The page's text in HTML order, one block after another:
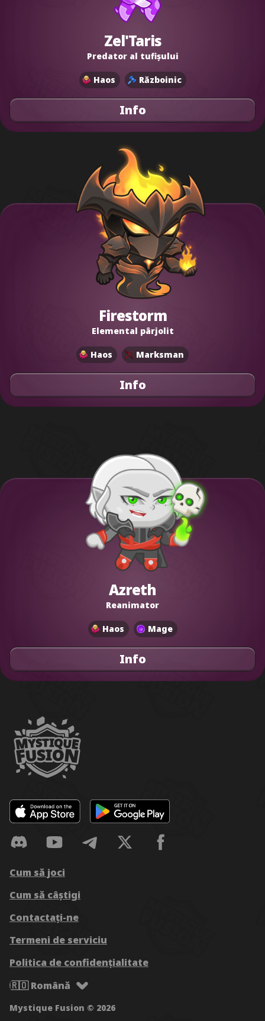
Zel'Taris
Predator al tufișului
Haos Războinic
Info
Firestorm
Elemental pârjolit
Haos Marksman
Info
Azreth
Reanimator
Haos Mage
Info
Cum să joci
Cum să câștigi
Contactați-ne
Termeni de serviciu
Politica de confidențialitate
🇷🇴 Română
Mystique Fusion © 2026